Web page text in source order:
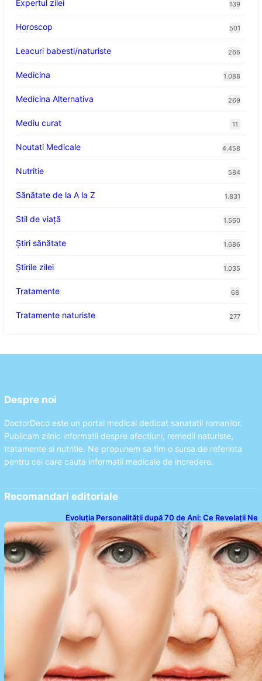
Expertul zilei 139
Horoscop 501
Leacuri babesti/naturiste 266
Medicina 1.088
Medicina Alternativa 269
Mediu curat 11
Noutati Medicale 4.458
Nutritie 584
Sănătate de la A la Z 1.831
Stil de viaţă 1.560
Ştiri sănătate 1.686
Știrile zilei 1.035
Tratamente 68
Tratamente naturiste 277
Despre noi
DoctorDeco este un portal medical dedicat sanatatii romanilor.
Publicam zilnic informatii despre afectiuni, remedii naturiste,
tratamente si nutritie. Ne propunem sa fim o sursa de referinta
pentru cei care cauta informatii medicale de incredere.
Recomandari editoriale
Evoluția Personalității după 70 de Ani: Ce Revelații Ne
Oferă Studiile Psihologice